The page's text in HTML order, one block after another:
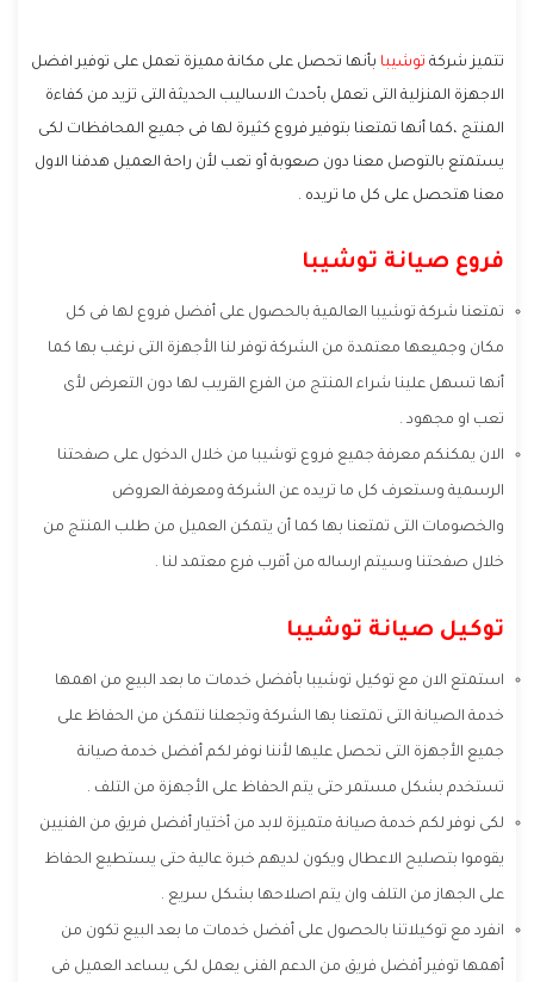
تتميز شركة توشيبا بأنها تحصل على مكانة مميزة تعمل على توفير افضل
الاجهزة المنزلية التى تعمل بأحدث الاساليب الحديثة التى تزيد من كفاءة
المنتج ،كما أنها تمتعنا بتوفير فروع كثيرة لها فى جميع المحافظات لكى
يستمتع بالتوصل معنا دون صعوبة أو تعب لأن راحة العميل هدفنا الاول
معنا هتحصل على كل ما تريده .
فروع صيانة توشيبا
تمتعنا شركة توشيبا العالمية بالحصول على أفضل فروع لها فى كل
مكان وجميعها معتمدة من الشركة توفر لنا الأجهزة التى نرغب بها كما
أنها تسهل علينا شراء المنتج من الفرع القريب لها دون التعرض لأى
تعب او مجهود .
الان يمكنكم معرفة جميع فروع توشيبا من خلال الدخول على صفحتنا
الرسمية وستعرف كل ما تريده عن الشركة ومعرفة العروض
والخصومات التى تمتعنا بها كما أن يتمكن العميل من طلب المنتج من
خلال صفحتنا وسيتم ارساله من أقرب فرع معتمد لنا .
توكيل صيانة توشيبا
استمتع الان مع توكيل توشيبا بأفضل خدمات ما بعد البيع من اهمها
خدمة الصيانة التى تمتعنا بها الشركة وتجعلنا نتمكن من الحفاظ على
جميع الأجهزة التى تحصل عليها لأننا نوفر لكم أفضل خدمة صيانة
تستخدم بشكل مستمر حتى يتم الحفاظ على الأجهزة من التلف .
لكى نوفر لكم خدمة صيانة متميزة لابد من أختيار أفضل فريق من الفنيين
يقوموا بتصليح الاعطال ويكون لديهم خبرة عالية حتى يستطيع الحفاظ
على الجهاز من التلف وان يتم اصلاحها بشكل سريع .
انفرد مع توكيلاتنا بالحصول على أفضل خدمات ما بعد البيع تكون من
أهمها توفير أفضل فريق من الدعم الفنى يعمل لكى يساعد العميل فى